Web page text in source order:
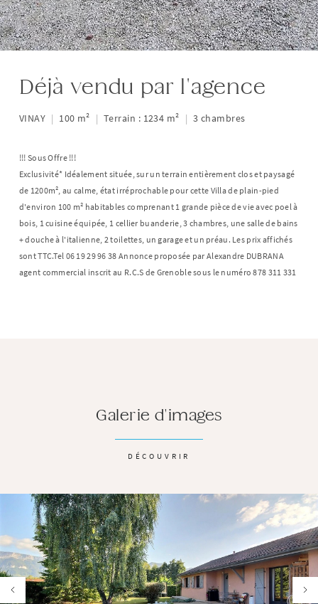
Déjà vendu par l'agence
VINAY | 100 m² | Terrain : 1234 m² | 3 chambres
!!! Sous Offre !!!
Exclusivité* Idéalement située, sur un terrain entièrement clos et paysagé
de 1200m², au calme, état irréprochable pour cette Villa de plain-pied
d'environ 100 m² habitables comprenant 1 grande pièce de vie avec poel à
bois, 1 cuisine équipée, 1 cellier buanderie, 3 chambres, une salle de bains
+ douche à l'italienne, 2 toilettes, un garage et un préau. Les prix affichés
sont TTC.Tel 06 19 29 96 38 Annonce proposée par Alexandre DUBRANA
agent commercial inscrit au R.C.S de Grenoble sous le numéro 878 311 331
Galerie d'images
DÉCOUVRIR